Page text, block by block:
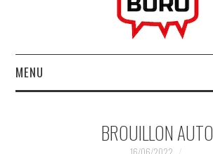
MENU
MUSIQUESACTUELLES.NETBROUILLON AUTO